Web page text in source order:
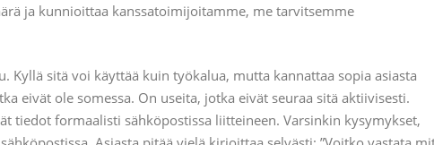
ja kunnioittaa kanssatoimijoitamme, me tarvitsemme
Kyllä sitä voi käyttää kuin työkalua, mutta kannattaa sopia asiasta
eivät ole somessa. On useita, jotka eivät seuraa sitä aktiivisesti.
tiedot formaalisti sähköpostissa liitteineen. Varsinkin kysymykset,